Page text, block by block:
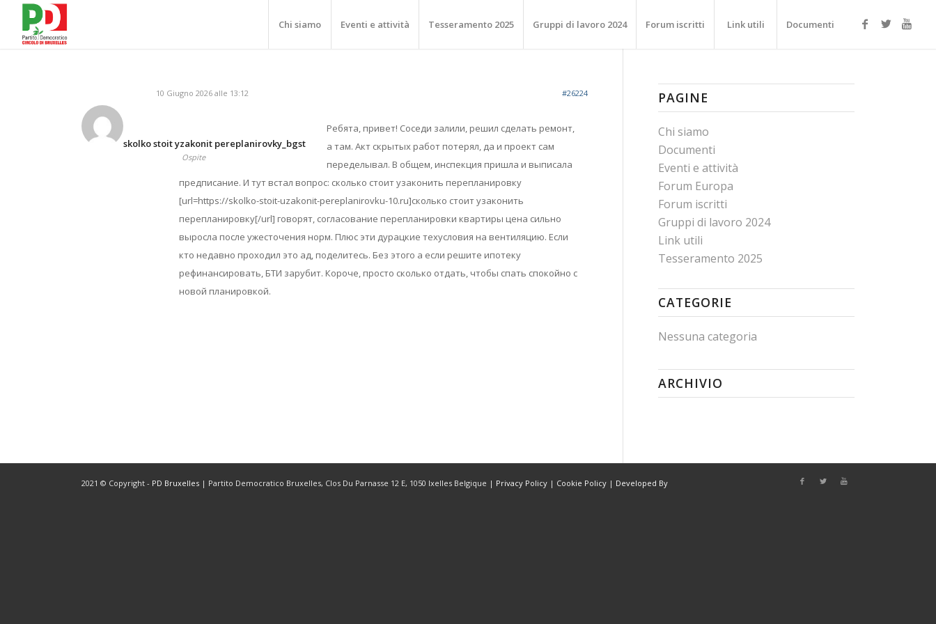
Chi siamo Eventi e attività Tesseramento 2025 Gruppi di lavoro 2024 Forum iscritti Link utili Documenti
10 Giugno 2026 alle 13:12 #26224
skolko stoit yzakonit pereplanirovky_bgst
Ospite
Ребята, привет! Соседи залили, решил сделать ремонт,
а там. Акт скрытых работ потерял, да и проект сам
переделывал. В общем, инспекция пришла и выписала
предписание. И тут встал вопрос: сколько стоит узаконить перепланировку
[url=https://skolko-stoit-uzakonit-pereplanirovku-10.ru]сколько стоит узаконить
перепланировку[/url] говорят, согласование перепланировки квартиры цена сильно
выросла после ужесточения норм. Плюс эти дурацкие техусловия на вентиляцию. Если
кто недавно проходил это ад, поделитесь. Без этого а если решите ипотеку
рефинансировать, БТИ зарубит. Короче, просто сколько отдать, чтобы спать спокойно с
новой планировкой.
PAGINE
Chi siamo
Documenti
Eventi e attività
Forum Europa
Forum iscritti
Gruppi di lavoro 2024
Link utili
Tesseramento 2025
CATEGORIE
Nessuna categoria
ARCHIVIO
2021 © Copyright - PD Bruxelles | Partito Democratico Bruxelles, Clos Du Parnasse 12 E, 1050 Ixelles Belgique | Privacy Policy | Cookie Policy | Developed By